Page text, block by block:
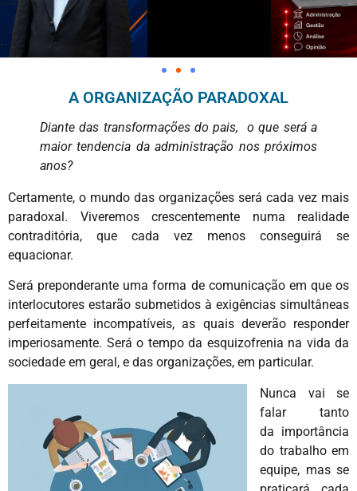
A ORGANIZAÇÃO PARADOXAL
Diante das transformações do pais, o que será a
maior tendencia da administração nos próximos
anos?
Certamente, o mundo das organizações será cada vez mais
paradoxal. Viveremos crescentemente numa realidade
contraditória, que cada vez menos conseguirá se
equacionar.
Será preponderante uma forma de comunicação em que os
interlocutores estarão submetidos à exigências simultâneas
perfeitamente incompatíveis, as quais deverão responder
imperiosamente. Será o tempo da esquizofrenia na vida da
sociedade em geral, e das organizações, em particular.
Nunca vai se
falar tanto
da importância
do trabalho em
equipe, mas se